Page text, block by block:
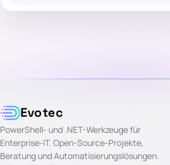
Evotec
PowerShell- und .NET-Werkzeuge für
Enterprise-IT. Open-Source-Projekte,
Beratung und Automatisierungslösungen.